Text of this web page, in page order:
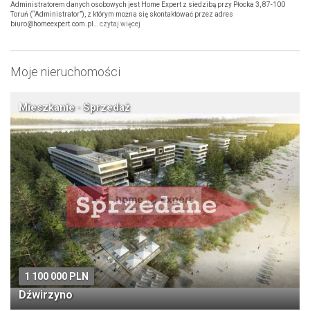
Administratorem danych osobowych jest Home Expert z siedzibą przy Płocka 3, 87-100
Toruń (“Administrator”), z którym można się skontaktować przez adres
biuro@homeexpert.com.pl… czytaj więcej
Moje nieruchomości
Mieszkanie · Sprzedaż
1 100 000 PLN
Dźwirzyno